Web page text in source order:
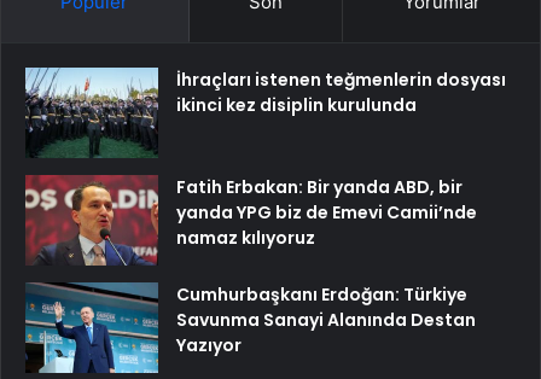
İhraçları istenen teğmenlerin dosyası
ikinci kez disiplin kurulunda
Fatih Erbakan: Bir yanda ABD, bir
yanda YPG biz de Emevi Camii’nde
namaz kılıyoruz
Cumhurbaşkanı Erdoğan: Türkiye
Savunma Sanayi Alanında Destan
Yazıyor